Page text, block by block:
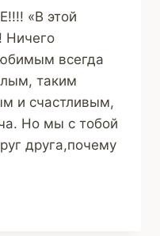
«В этой
Ничего
всегда
таким
и счастливым,
Но мы с тобой
друга,почему